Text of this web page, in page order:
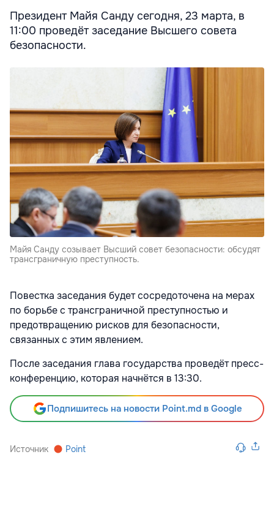
Президент Майя Санду сегодня, 23 марта, в
11:00 проведёт заседание Высшего совета
безопасности.
Майя Санду созывает Высший совет безопасности: обсудят
трансграничную преступность.
Повестка заседания будет сосредоточена на мерах
по борьбе с трансграничной преступностью и
предотвращению рисков для безопасности,
связанных с этим явлением.
После заседания глава государства проведёт пресс-
конференцию, которая начнётся в 13:30.
Подпишитесь на новости Point.md в Google
Источник Point